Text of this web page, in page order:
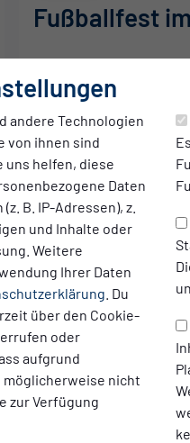
andere Technologien
von ihnen sind
uns helfen, diese
Daten
B. IP-Adressen), z.
und Inhalte oder
Weitere
Ihrer Daten
. Du
über den Cookie-
oder
aufgrund
nicht
zur Verfügung
Fußballfest
12.07.2026
Sondershirt
Shop
10.07.2026